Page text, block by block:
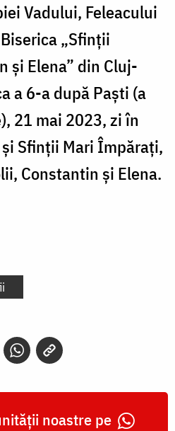
Vadului, Feleacului
„Sfinții
și Elena” din Cluj-
a 6-a după Paști (a
21 mai 2023, zi în
Sfinții Mari Împărați,
Constantin și Elena.
noastre pe